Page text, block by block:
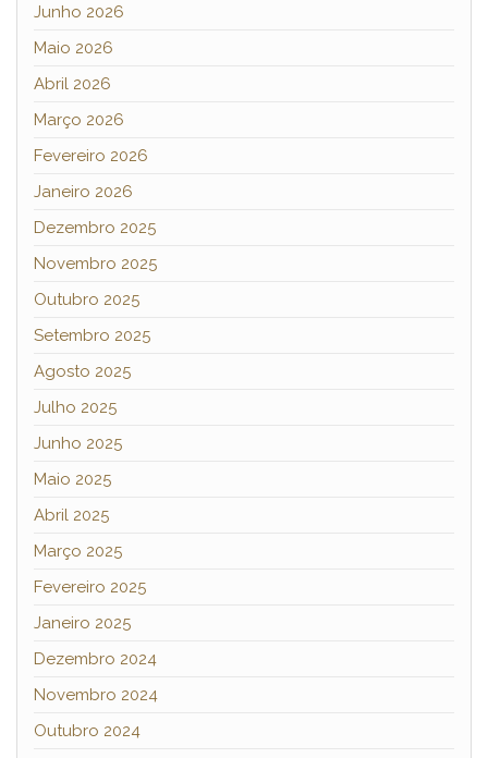
Junho 2026
Maio 2026
Abril 2026
Março 2026
Fevereiro 2026
Janeiro 2026
Dezembro 2025
Novembro 2025
Outubro 2025
Setembro 2025
Agosto 2025
Julho 2025
Junho 2025
Maio 2025
Abril 2025
Março 2025
Fevereiro 2025
Janeiro 2025
Dezembro 2024
Novembro 2024
Outubro 2024